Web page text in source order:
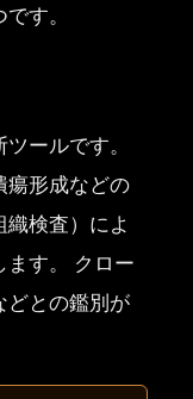
す。
ールです。
瘍形成などの
検査）によ
ます。 クロー
どとの鑑別が